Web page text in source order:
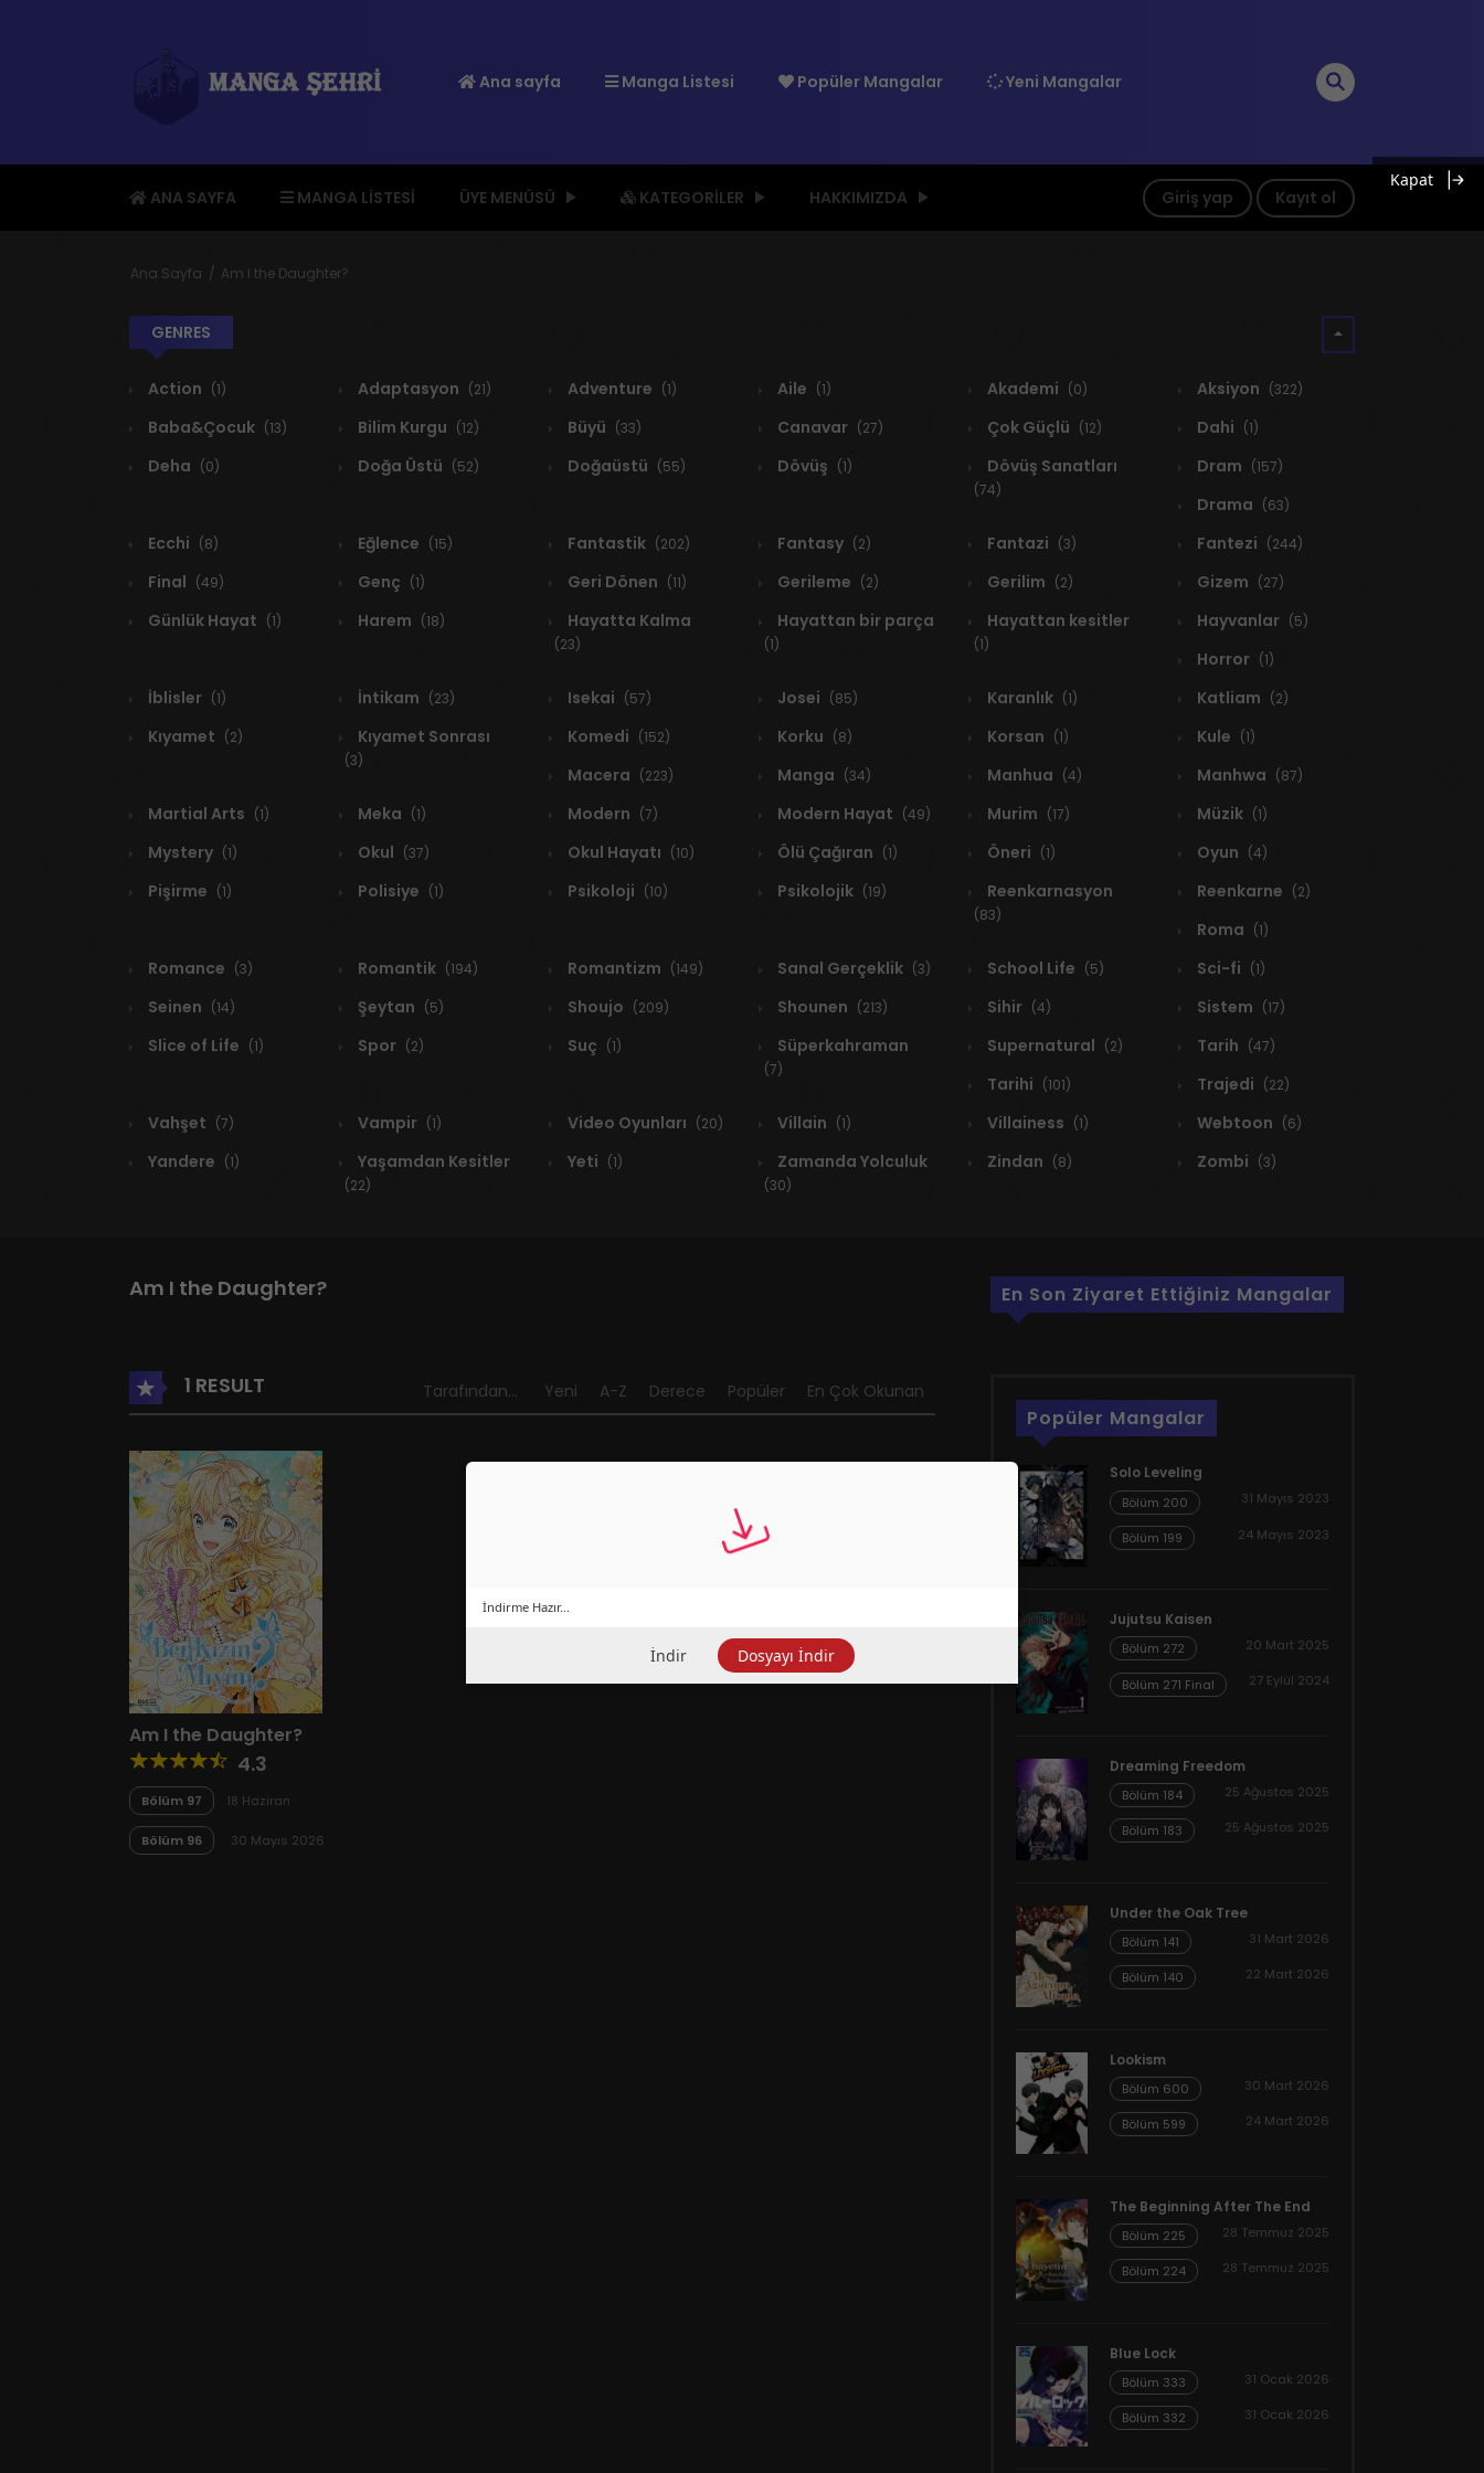
Ana sayfa Manga Listesi Popüler Mangalar Yeni Mangalar
ANA SAYFA MANGA LISTESI ÜYE MENÜSÜ KATEGORILER HAKKIMIZDA Giriş yap Kayıt ol
Ana Sayfa Am I the Daughter?
GENRES
Action (1) Adaptasyon (21) Adventure (1) Aile (1) Akademi (0) Aksiyon (322)
Baba&Çocuk (13) Bilim Kurgu (12) Büyü (33) Canavar (27) Çok Güçlü (12) Dahi (1)
Deha (0) Doğa Üstü (52) Doğaüstü (55) Dövüş (1) Dövüş Sanatları
(74)
Dram (157)
Drama (63)
Ecchi (8) Eğlence (15) Fantastik (202) Fantasy (2) Fantazi (3) Fantezi (244)
Final (49) Genç (1) Geri Dönen (11) Gerileme (2) Gerilim (2) Gizem (27)
Günlük Hayat (1) Harem (18) Hayatta Kalma
(23)
Hayattan bir parça
(1)
Hayattan kesitler
(1)
Hayvanlar (5)
Horror (1)
İblisler (1) İntikam (23) Isekai (57) Josei (85) Karanlık (1) Katliam (2)
Kıyamet (2) Kıyamet Sonrası
(3)
Komedi (152) Korku (8) Korsan (1) Kule (1)
Macera (223) Manga (34) Manhua (4) Manhwa (87)
Martial Arts (1) Meka (1) Modern (7) Modern Hayat (49) Murim (17) Müzik (1)
Mystery (1) Okul (37) Okul Hayatı (10) Ölü Çağıran (1) Öneri (1) Oyun (4)
Pişirme (1) Polisiye (1) Psikoloji (10) Psikolojik (19) Reenkarnasyon
(83)
Reenkarne (2)
Roma (1)
Romance (3) Romantik (194) Romantizm (149) Sanal Gerçeklik (3) School Life (5) Sci-fi (1)
Seinen (14) Şeytan (5) Shoujo (209) Shounen (213) Sihir (4) Sistem (17)
Slice of Life (1) Spor (2) Suç (1) Süperkahraman
(7)
Supernatural (2) Tarih (47)
Tarihi (101) Trajedi (22)
Vahşet (7) Vampir (1) Video Oyunları (20) Villain (1) Villainess (1) Webtoon (6)
Yandere (1) Yaşamdan Kesitler
(22)
Yeti (1) Zamanda Yolculuk
(30)
Zindan (8) Zombi (3)
Am I the Daughter?
1 RESULT Tarafından... Yeni A-Z Derece Popüler En Çok Okunan
Am I the Daughter?
4.3
Bölüm 97
18 Haziran
Bölüm 96 30 Mayıs 2026
En Son Ziyaret Ettiğiniz Mangalar
Popüler Mangalar
Solo Leveling
Bölüm 200 31 Mayıs 2023
Bölüm 199 24 Mayıs 2023
Jujutsu Kaisen
Bölüm 272 20 Mart 2025
Bölüm 271 Final 27 Eylül 2024
Dreaming Freedom
Bölüm 184 25 Ağustos 2025
Bölüm 183 25 Ağustos 2025
Under the Oak Tree
Bölüm 141 31 Mart 2026
Bölüm 140 22 Mart 2026
Lookism
Bölüm 600 30 Mart 2026
Bölüm 599 24 Mart 2026
The Beginning After The End
Bölüm 225 28 Temmuz 2025
Bölüm 224 28 Temmuz 2025
Blue Lock
Bölüm 333 31 Ocak 2026
Bölüm 332 31 Ocak 2026
İndirme Hazır...
İndir Dosyayı İndir
Kapat